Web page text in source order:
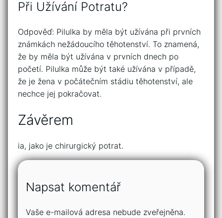
Při Užívání Potratu?
Odpověď: Pilulka by měla být užívána při prvních
známkách nežádoucího těhotenství. To znamená,
že by měla být užívána v prvních dnech po
početí. Pilulka může být také užívána v případě,
že je žena v počátečním stádiu těhotenství, ale
nechce jej pokračovat.
Závěrem
ia, jako je chirurgický potrat.
Napsat komentář
Vaše e-mailová adresa nebude zveřejněna.